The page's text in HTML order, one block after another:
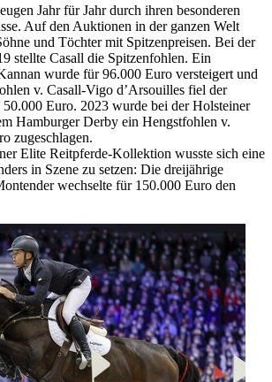
Jahr für Jahr durch ihren besonderen
Auf den Auktionen in der ganzen Welt
und Töchter mit Spitzenpreisen. Bei der
stellte Casall die Spitzenfohlen. Ein
wurde für 96.000 Euro versteigert und
v. Casall-Vigo d’Arsouilles fiel der
Euro. 2023 wurde bei der Holsteiner
Hamburger Derby ein Hengstfohlen v.
zugeschlagen.
Elite Reitpferde-Kollektion wusste sich eine
in Szene zu setzen: Die dreijährige
wechselte für 150.000 Euro den